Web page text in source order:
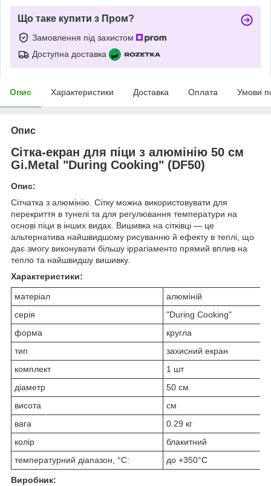
Що таке купити з Пром?
Замовлення під захистом
Доступна доставка
Опис Характеристики Доставка Оплата Умови
Опис
Сітка-екран для піци з алюмінію 50 см
Gi.Metal "During Cooking" (DF50)
Опис:
Сітчатка з алюмінію. Сітку можна використовувати для
перекриття в тунелі та для регулювання температури на
основі піци в інших видах. Вишивка на сітківці — це
альтернатива найшвидшому рисуванню й ефекту в теплі, що
дає змогу виконувати більшу іррагіаменто прямий вплив на
тепло та найшвидшу вишивку.
Характеристики:
матеріал
алюміній
серія
"During Cooking"
форма
кругла
тип
захисний екран
комплект
1 шт
діаметр
50 см
висота
см
вага
0.29 кг
колір
блакитний
температурний діапазон, °C:
до +350°C
Виробник: